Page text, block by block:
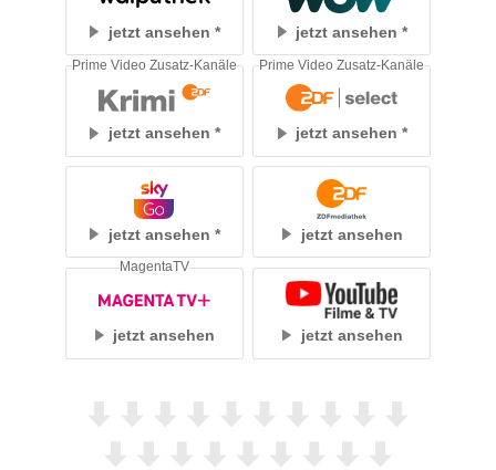
jetzt ansehen jetzt ansehen
jetzt ansehen
Prime Video Zusatz-Kanäle
jetzt ansehen
Prime Video Zusatz-Kanäle
jetzt ansehen jetzt ansehen
jetzt ansehen
MagentaTV
jetzt ansehen